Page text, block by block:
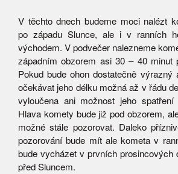
V těchto dnech budeme moci nalézt
po západu Slunce, ale i v ranních
východem. V podvečer nalezneme
západním obzorem asi 30 – 40 minut
Pokud bude ohon dostatečně výrazný
očekávat jeho délku možná až v řádu
vyloučena ani možnost jeho
Hlava komety bude již pod obzorem,
možné stále pozorovat. Daleko
pozorování bude mít ale kometa v
bude vycházet v prvních prosincových
před Sluncem.